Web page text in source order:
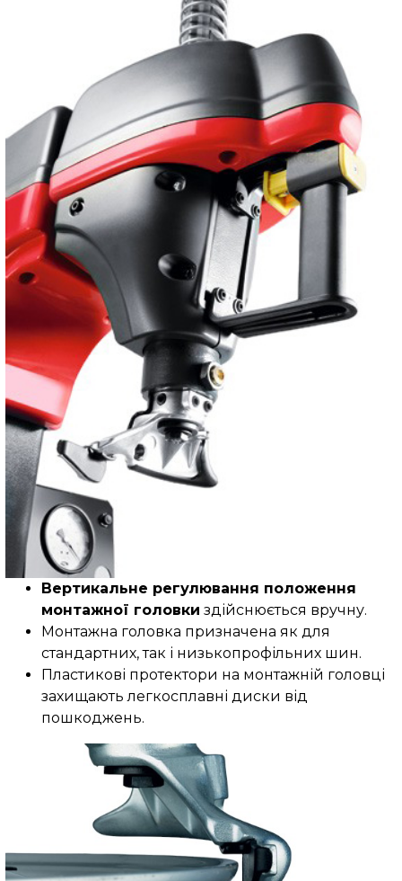
Вертикальне регулювання положення
монтажної головки здійснюється вручну.
Монтажна головка призначена як для
стандартних, так і низькопрофільних шин.
Пластикові протектори на монтажній головці
захищають легкосплавні диски від
пошкоджень.